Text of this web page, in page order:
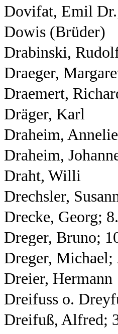
Dovifat, Emil
Dowis (Brüder)
Drabinski,
Draeger,
Draemert,
Dräger, Karl
Draheim,
Draheim,
Draht, Willi
Drechsler,
Drecke, Georg;
Dreger, Bruno;
Dreger, Michael;
Dreier, Hermann
Dreifuss o.
Dreifuß, Alfred;